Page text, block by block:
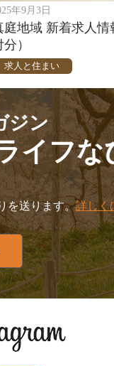
年9月3日
庭地域 新着求人情
）
求人と住まい
ジン
イフな
を送ります。詳しく